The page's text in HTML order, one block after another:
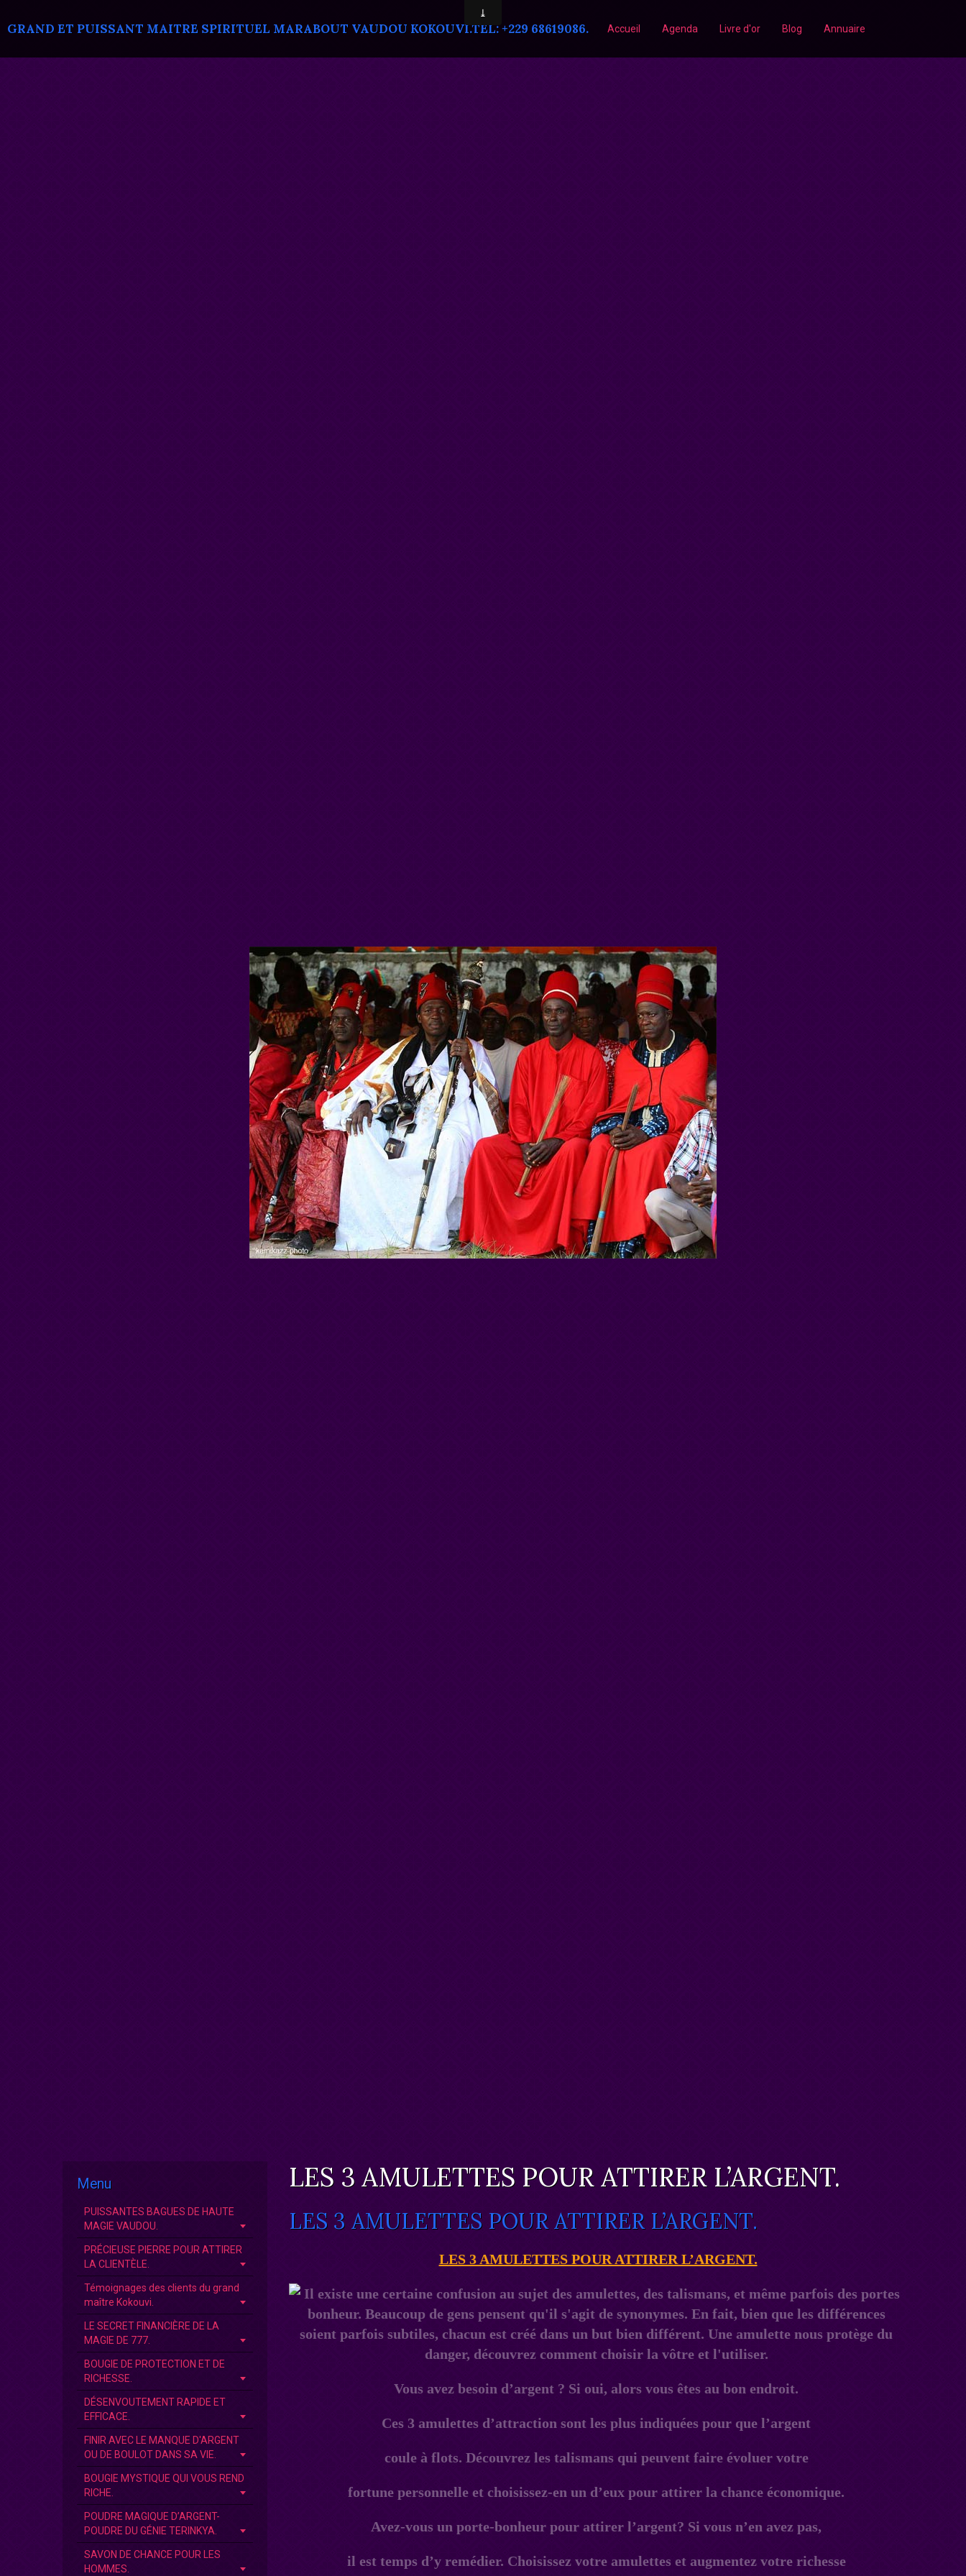
GRAND ET PUISSANT MAITRE SPIRITUEL MARABOUT VAUDOU KOKOUVI.TEL: +229 68619086. Accueil Agenda Livre d'or Blog Annuaire
LES 3 AMULETTES POUR ATTIRER L’ARGENT.
LES 3 AMULETTES POUR ATTIRER L’ARGENT.
LES 3 AMULETTES POUR ATTIRER L’ARGENT.
Vous avez besoin d’argent ? Si oui, alors vous êtes au bon endroit.
Ces 3 amulettes d’attraction sont les plus indiquées pour que l’argent
coule à flots. Découvrez les talismans qui peuvent faire évoluer votre
fortune personnelle et choisissez-en un d’eux pour attirer la chance économique.
Avez-vous un porte-bonheur pour attirer l’argent? Si vous n’en avez pas,
il est temps d’y remédier. Choisissez votre amulettes et augmentez votre richesse
Menu
PUISSANTES BAGUES DE HAUTE
MAGIE VAUDOU.
PRÉCIEUSE PIERRE POUR ATTIRER
LA CLIENTÈLE.
Témoignages des clients du grand
maître Kokouvi.
LE SECRET FINANCIÈRE DE LA
MAGIE DE 777.
BOUGIE DE PROTECTION ET DE
RICHESSE.
DÉSENVOUTEMENT RAPIDE ET
EFFICACE.
FINIR AVEC LE MANQUE D'ARGENT
OU DE BOULOT DANS SA VIE.
BOUGIE MYSTIQUE QUI VOUS REND
RICHE.
POUDRE MAGIQUE D’ARGENT-
POUDRE DU GÉNIE TERINKYA.
SAVON DE CHANCE POUR LES
HOMMES.